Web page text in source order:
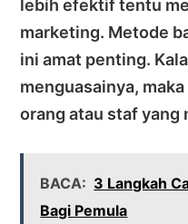
lebih efektif tentu
marketing. Metode
ini amat penting.
menguasainya,
orang atau staf yang
BACA: 3 Langkah
Bagi Pemula